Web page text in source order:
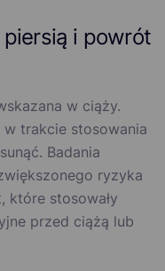
piersią i powrót
w ciąży.
trakcie stosowania
Badania
ryzyka
które stosowały
przed ciążą lub